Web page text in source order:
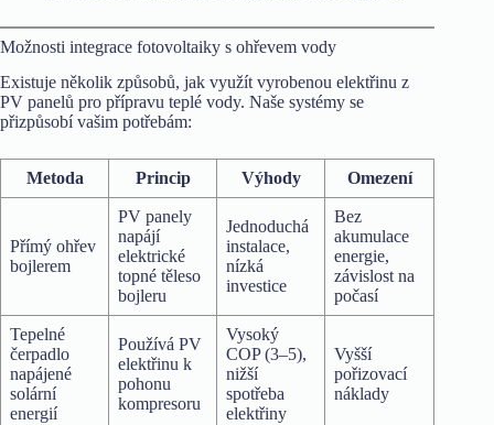
Možnosti integrace fotovoltaiky s ohřevem vody
Existuje několik způsobů, jak využít vyrobenou elektřinu z
PV panelů pro přípravu teplé vody. Naše systémy se
přizpůsobí vašim potřebám:
Metoda Princip Výhody Omezení
Přímý ohřev
bojlerem
PV panely
napájí
elektrické
topné těleso
bojleru
Jednoduchá
instalace,
nízká
investice
Bez
akumulace
energie,
závislost na
počasí
Tepelné
čerpadlo
napájené
solární
energií
Používá PV
elektřinu k
pohonu
kompresoru
Vysoký
COP (3–5),
nižší
spotřeba
elektřiny
Vyšší
pořizovací
náklady